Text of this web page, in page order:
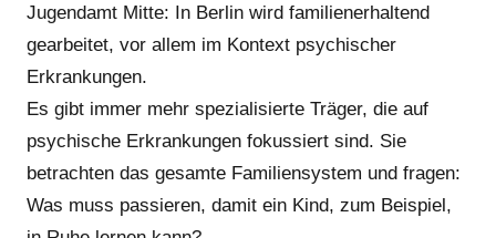
Jugendamt Mitte: In Berlin wird familienerhaltend
gearbeitet, vor allem im Kontext psychischer
Erkrankungen.
Es gibt immer mehr spezialisierte Träger, die auf
psychische Erkrankungen fokussiert sind. Sie
betrachten das gesamte Familiensystem und fragen:
Was muss passieren, damit ein Kind, zum Beispiel,